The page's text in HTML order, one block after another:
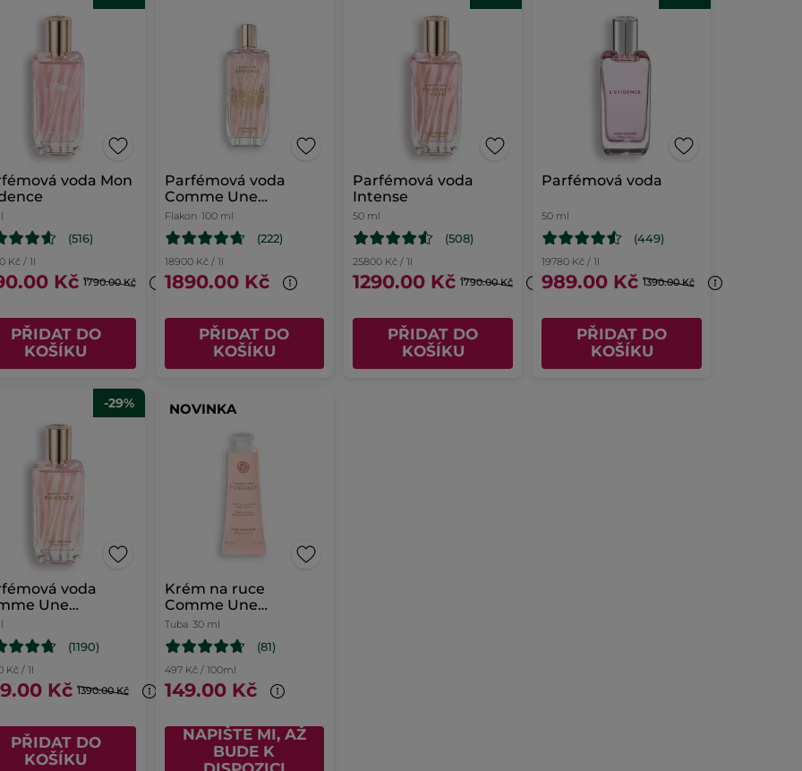
voda Mon
(516)
Kč / 1l
Kč 1790.00 Kč
PŘIDAT DO
KOŠÍKU
Parfémová voda
Comme Une
Evidence
Flakon 100 ml
(222)
18900 Kč / 1l
1890.00 Kč
PŘIDAT DO
KOŠÍKU
Parfémová voda
Intense
50 ml
(508)
25800 Kč / 1l
1290.00 Kč 1790.00 Kč
PŘIDAT DO
KOŠÍKU
Parfémová voda
50 ml
(449)
19780 Kč / 1l
989.00 Kč 1390.00 Kč
PŘIDAT DO
KOŠÍKU
-29%
voda
Une
50ml
(1190)
Kč / 1l
Kč 1390.00 Kč
PŘIDAT DO
KOŠÍKU
NOVINKA
Krém na ruce
Comme Une
Evidence
Tuba 30 ml
(81)
497 Kč / 100ml
149.00 Kč
NAPIŠTE MI, AŽ
BUDE K